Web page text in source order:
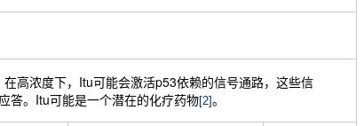
高浓度下，Itu可能会激活p53依赖的信号通路，这些信
答。Itu可能是一个潜在的化疗药物[2]。